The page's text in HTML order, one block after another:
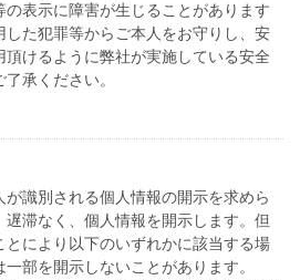
表示に障害が生じることがあります
した犯罪等からご本人をお守りし、安
けるように弊社が実施している安全
承ください。
識別される個人情報の開示を求めら
滞なく、個人情報を開示します。但
とにより以下のいずれかに該当する場
部を開示しないことがあります。